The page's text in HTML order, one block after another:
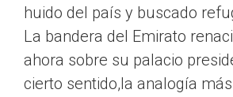
huido del país y buscado
La bandera del Emirato
ahora sobre su palacio
cierto sentido,la analogía